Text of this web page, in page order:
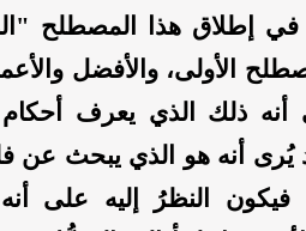
في إطلاق هذا المصطلح
الأولى، والأفضل
أنه ذلك الذي يعرف أحكام
يُرى أنه هو الذي يبحث عن
فيكون النظرُ إليه على